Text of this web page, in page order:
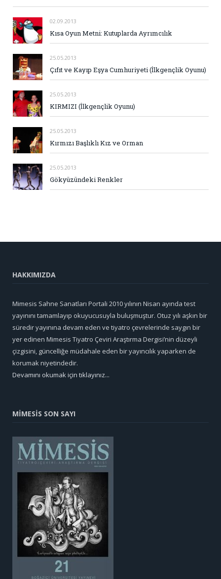
02.09.2013
Kısa Oyun Metni: Kutuplarda Ayrımcılık
25.05.2013
Çıfıt ve Kayıp Eşya Cumhuriyeti (İlkgençlik Oyunu)
25.05.2013
KIRMIZI (İlkgençlik Oyunu)
25.05.2013
Kırmızı Başlıklı Kız ve Orman
25.05.2013
Gökyüzündeki Renkler
HAKKIMIZDA
Mimesis Sahne Sanatları Portali 2010 yılının Nisan ayında test
yayınını tamamlayıp okuyucusuyla buluşmuştur. Otuz yılı aşkın bir
süredir yayınına devam eden ve tiyatro çevrelerinde saygın bir
yer edinen Mimesis Tiyatro Çeviri Araştırma Dergisi’nin düzeyli
çizgisini, güncelliğe müdahale eden bir yayıncılık yaparken de
korumak niyetindedir.
Devamını okumak için tıklayınız...
MİMESİS SON SAYI